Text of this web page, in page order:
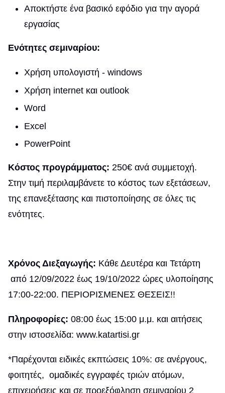
Αποκτήστε ένα βασικό εφόδιο για την αγορά
εργασίας
Ενότητες σεμιναρίου:
Χρήση υπολογιστή - windows
Χρήση internet και outlook
Word
Excel
PowerPoint
Κόστος προγράμματος: 250€ ανά συμμετοχή.
Στην τιμή περιλαμβάνετε το κόστος των εξετάσεων,
της επανεξέτασης και πιστοποίησης σε όλες τις
ενότητες.
Χρόνος Διεξαγωγής: Κάθε Δευτέρα και Τετάρτη
από 12/09/2022 έως 19/10/2022 ώρες υλοποίησης
17:00-22:00. ΠΕΡΙΟΡΙΣΜΕΝΕΣ ΘΕΣΕΙΣ!!
Πληροφορίες: 08:00 έως 15:00 μ.μ. και αιτήσεις
στην ιστοσελίδα: www.katartisi.gr
*Παρέχονται ειδικές εκπτώσεις 10%: σε ανέργους,
φοιτητές, ομαδικές εγγραφές τριών ατόμων,
επιχειρήσεις και σε προεξόφληση σεμιναρίου 2